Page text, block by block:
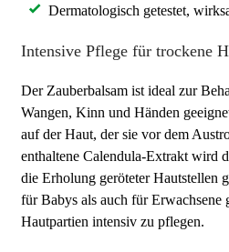
Dermatologisch getestet,
Intensive Pflege für trockene
Der Zauberbalsam ist ideal zur
Wangen, Kinn und Händen
auf der Haut, der sie vor dem
enthaltene Calendula-Extrakt wird
die Erholung geröteter Hautstellen
für Babys als auch für Erwachsene
Hautpartien intensiv zu pflegen.